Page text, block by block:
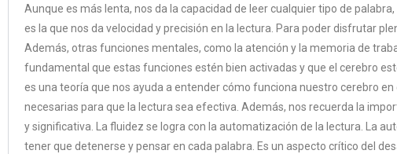
Aunque es más lenta, nos da la capacidad de leer cualquier tipo de
es la que nos da velocidad y precisión en la lectura. Para poder disfrutar
Además, otras funciones mentales, como la atención y la memoria de
fundamental que estas funciones estén bien activadas y que el cerebro
es una teoría que nos ayuda a entender cómo funciona nuestro cerebro
necesarias para que la lectura sea efectiva. Además, nos recuerda la
y significativa. La fluidez se logra con la automatización de la lectura. La
tener que detenerse y pensar en cada palabra. Es un aspecto crítico del